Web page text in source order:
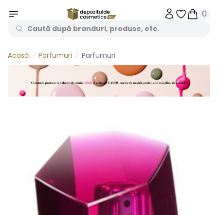
Obiecte
0
Acasă Parfumuri Parfumuri